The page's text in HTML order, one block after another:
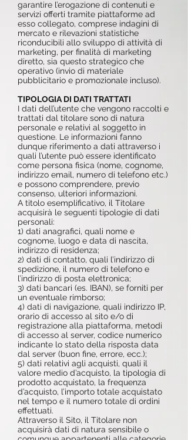
garantire l’erogazione di contenuti e
servizi offerti tramite piattaforme ad
esso collegato, comprese indagini di
mercato e rilevazioni statistiche
riconducibili allo sviluppo di attività di
marketing, per finalità di marketing
diretto, sia questo strategico che
operativo (invio di materiale
pubblicitario e promozionale incluso).
TIPOLOGIA DI DATI TRATTATI
I dati dell’utente che vengono raccolti e
trattati dal titolare sono di natura
personale e relativi al soggetto in
questione. Le informazioni fanno
dunque riferimento a dati attraverso i
quali l’utente può essere identificato
come persona fisica (nome, cognome,
indirizzo email, numero di telefono etc.)
e possono comprendere, previo
consenso, ulteriori informazioni.
A titolo esemplificativo, il Titolare
acquisirà le seguenti tipologie di dati
personali:
1) dati anagrafici, quali nome e
cognome, luogo e data di nascita,
indirizzo di residenza;
2) dati di contatto, quali l’indirizzo di
spedizione, il numero di telefono e
l’indirizzo di posta elettronica;
3) dati bancari (es. IBAN), se forniti per
un eventuale rimborso;
4) dati di navigazione, quali indirizzo IP,
orario di accesso al sito e/o di
registrazione alla piattaforma, metodi
di accesso al server, codice numerico
indicante lo stato della risposta data
dal server (buon fine, errore, ecc.);
5) dati relativi agli acquisti, quali il
valore medio d’acquisto, la tipologia di
prodotto acquistato, la frequenza
d’acquisto, l’importo totale acquistato
nel tempo e il numero totale di ordini
effettuati.
Attraverso il Sito, il Titolare non
acquisirà dati di natura sensibile o